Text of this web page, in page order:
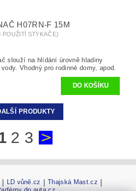
H07RN-F 15M
STYKAČE)
slouží na hlídání úrovně hladiny
Vhodný pro rodinné domy, apod.
PRODUKTY
2 3
LD vůně.cz Thajská Mast.cz